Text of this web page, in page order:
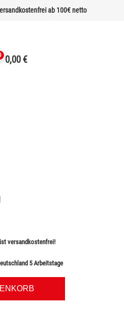
ab 100€ netto
0,00 €
versandkostenfrei!
5 Arbeitstage